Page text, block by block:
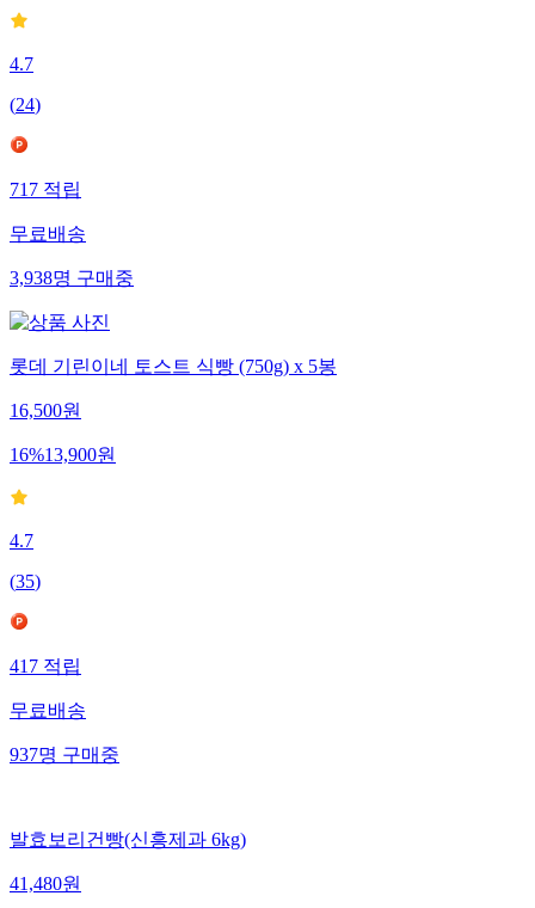
4.7
(24)
717적립
무료배송
3,938명구매중
롯데 기린이네 토스트 식빵 (750g) x 5봉
16,500원
16%13,900원
4.7
(35)
417적립
무료배송
937명구매중
발효보리건빵(신흥제과 6kg)
41,480원